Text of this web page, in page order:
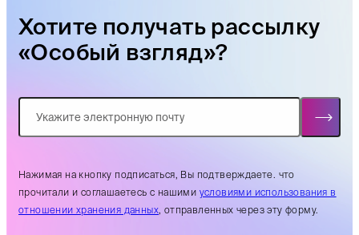
Хотите получать рассылку
«Особый взгляд»?
Нажимая на кнопку подписаться, Вы подтверждаете. что
прочитали и соглашаетесь с нашими условиями использования в
отношении хранения данных, отправленных через эту форму.